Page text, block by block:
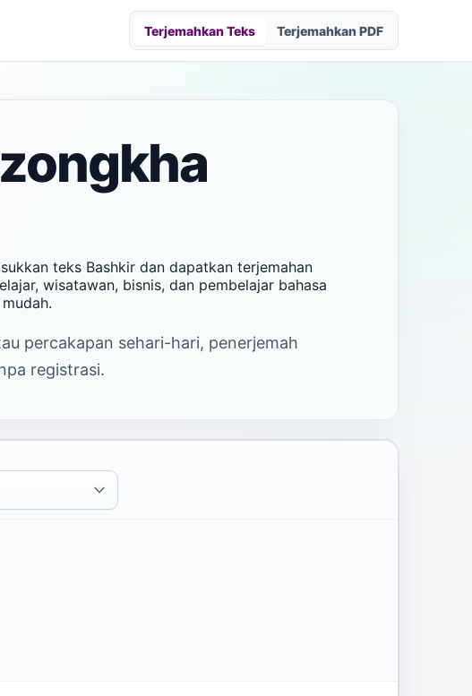
Terjemahkan Teks Terjemahkan PDF
teks Bashkir dan dapatkan terjemahan
wisatawan, bisnis, dan pembelajar bahasa
percakapan sehari-hari, penerjemah
registrasi.